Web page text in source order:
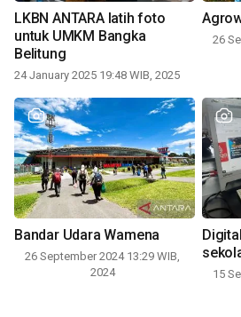
LKBN ANTARA latih foto
untuk UMKM Bangka
Belitung
24 January 2025 19:48 WIB, 2025
26
Bandar Udara Wamena
26 September 2024 13:29 WIB,
2024
15